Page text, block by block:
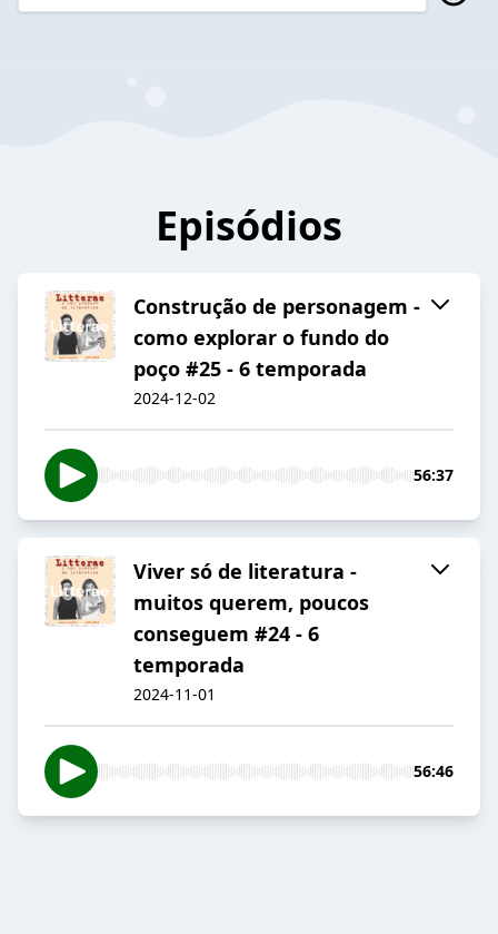
Episódios
Construção de personagem -
como explorar o fundo do
poço #25 - 6 temporada
2024-12-02
56:37
Viver só de literatura -
muitos querem, poucos
conseguem #24 - 6
temporada
2024-11-01
56:46